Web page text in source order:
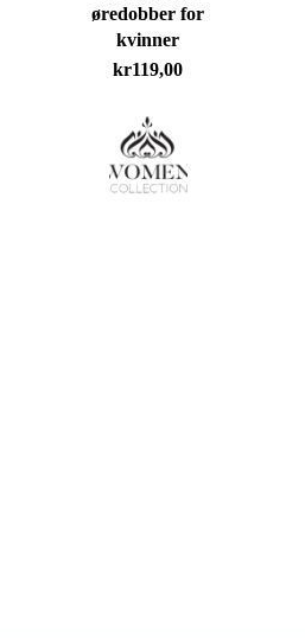
produkter i handlekurven.
øredobber for
kvinner
kr119,00